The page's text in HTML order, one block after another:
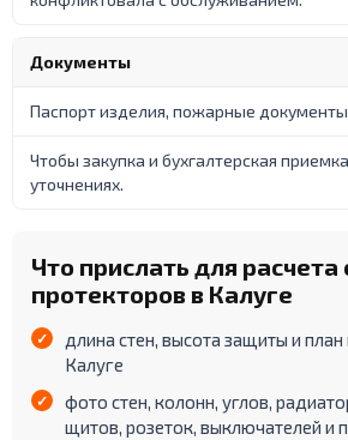
Документы
Паспорт изделия, пожарные
Чтобы закупка и бухгалтерская
уточнениях.
Что прислать для расчета
протекторов в Калуге
длина стен, высота защиты и
Калуге
фото стен, колонн, углов,
щитов, розеток, выключателей и